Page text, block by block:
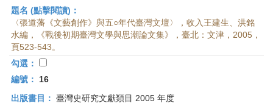
題名 (點擊閱讀)：
〈張道藩《文藝創作》與五○年代臺灣文壇〉，收入王建生、洪銘
水編，《戰後初期臺灣文學與思潮論文集》，臺北：文津，2005，
頁523-543。
勾選：
編號：
16
出版書目： 臺灣史研究文獻類目 2005 年度